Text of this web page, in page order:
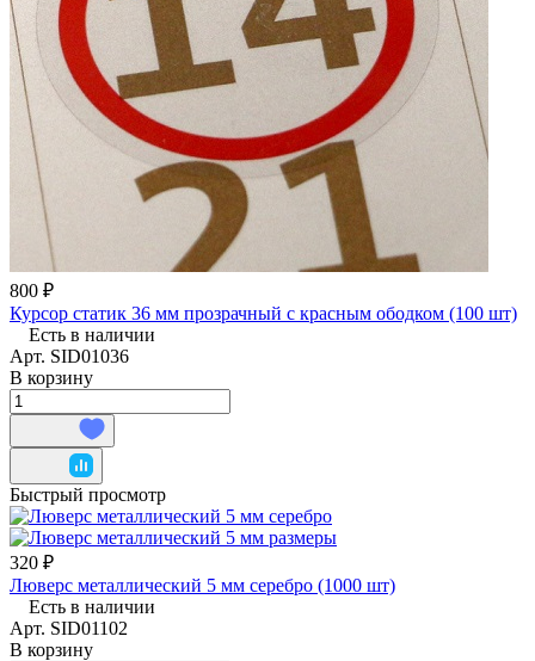
800 ₽
Курсор статик 36 мм прозрачный с красным ободком (100 шт)
Есть в наличии
Арт. SID01036
В корзину
Быстрый просмотр
320 ₽
Люверс металлический 5 мм серебро (1000 шт)
Есть в наличии
Арт. SID01102
В корзину